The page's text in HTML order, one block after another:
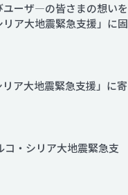
ユーザ―の皆さまの想いを
ア大地震緊急支援」に固
ア大地震緊急支援」に寄
・シリア大地震緊急支